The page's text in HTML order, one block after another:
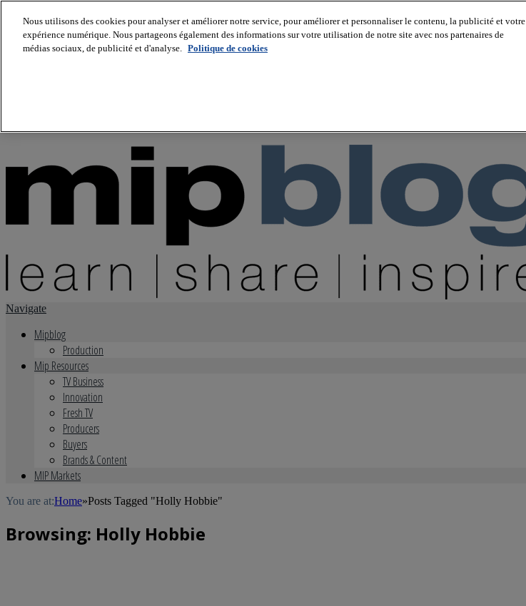
About us
Navigate
Mipblog
Production
Mip Resources
TV Business
Innovation
Fresh TV
Producers
Buyers
Brands & Content
MIP Markets
You are at:Home»Posts Tagged "Holly Hobbie"
Browsing: Holly Hobbie
Nous utilisons des cookies pour analyser et améliorer notre service, pour améliorer et personnaliser le contenu, la publicité et votre
expérience numérique. Nous partageons également des informations sur votre utilisation de notre site avec nos partenaires de
médias sociaux, de publicité et d'analyse. Politique de cookies